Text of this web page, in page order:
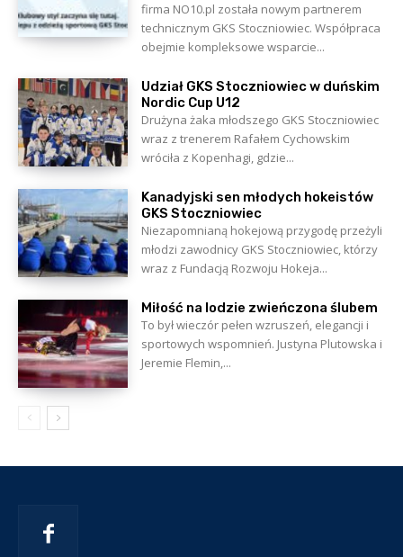
firma NO10.pl została nowym partnerem
technicznym GKS Stoczniowiec. Współpraca
obejmie kompleksowe wsparcie...
Udział GKS Stoczniowiec w duńskim
Nordic Cup U12
Drużyna żaka młodszego GKS Stoczniowiec
wraz z trenerem Rafałem Cychowskim
wróciła z Kopenhagi, gdzie...
Kanadyjski sen młodych hokeistów
GKS Stoczniowiec
Niezapomnianą hokejową przygodę przeżyli
młodzi zawodnicy GKS Stoczniowiec, którzy
wraz z Fundacją Rozwoju Hokeja...
Miłość na lodzie zwieńczona ślubem
To był wieczór pełen wzruszeń, elegancji i
sportowych wspomnień. Justyna Plutowska i
Jeremie Flemin,...